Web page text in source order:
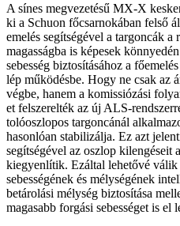
A sínes megvezetésű MX-X
ki a Schuon főcsarnokában felső
emelés segítségével a targoncák a
magasságba is képesek
sebesség biztosításához a
lép működésbe. Hogy ne csak az
végbe, hanem a komissiózási
et felszerelték az új ALS-
tolóoszlopos targoncánál
hasonlóan stabilizálja. Ez azt
segítségével az oszlop kilengéseit
kiegyenlítik. Ezáltal lehetővé
sebességének és mélységének
betárolási mélység biztosítása
magasabb forgási sebességet is el